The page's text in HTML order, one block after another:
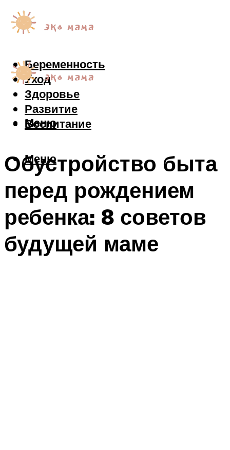
Беременность
Уход
Здоровье
Развитие
Воспитание
Меню
Меню
Обустройство быта
перед рождением
ребенка: 8 советов
будущей маме